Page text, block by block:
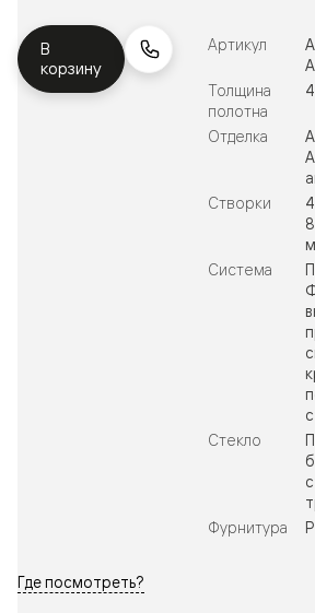
В
корзину
Артикул
Толщина
полотна
Отделка
Створки
Система
Стекло
Фурнитура
Где посмотреть?